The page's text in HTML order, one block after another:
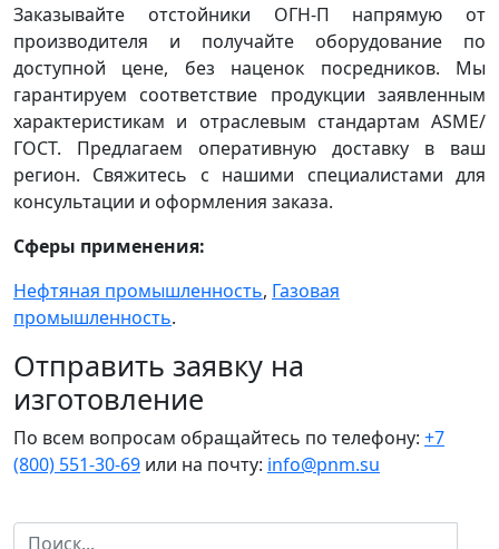
Заказывайте отстойники ОГН-П напрямую от
производителя и получайте оборудование по
доступной цене, без наценок посредников. Мы
гарантируем соответствие продукции заявленным
характеристикам и отраслевым стандартам ASME/
ГОСТ. Предлагаем оперативную доставку в ваш
регион. Свяжитесь с нашими специалистами для
консультации и оформления заказа.
Сферы применения:
Нефтяная промышленность, Газовая
промышленность.
Отправить заявку на
изготовление
По всем вопросам обращайтесь по телефону: +7
(800) 551-30-69 или на почту: info@pnm.su